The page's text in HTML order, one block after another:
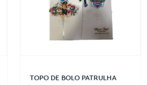
TOPO DE BOLO PATRULHA